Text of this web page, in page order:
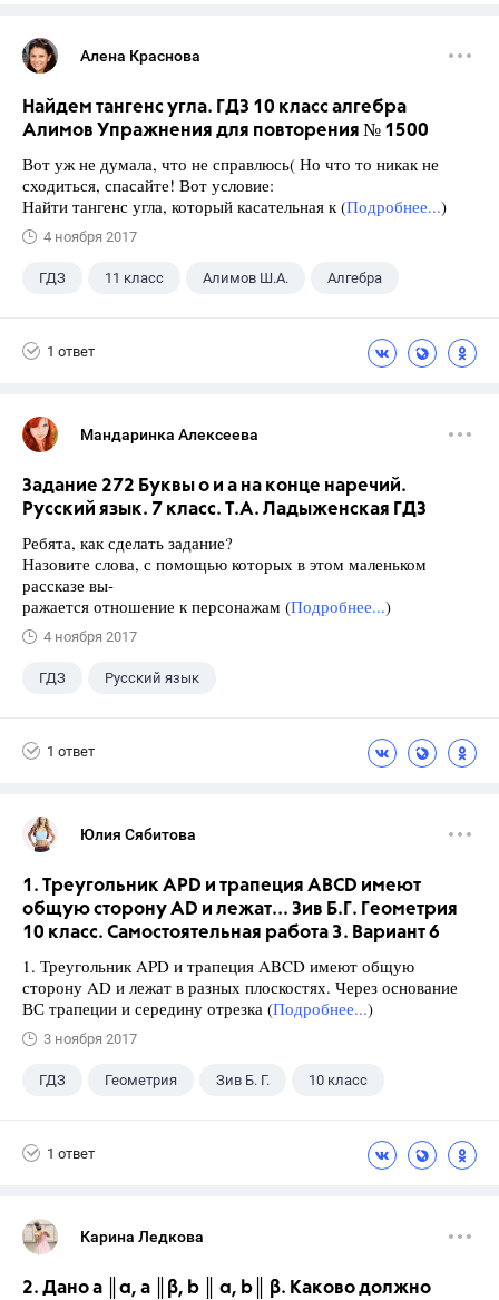
Алена Краснова
Найдем тангенс угла. ГДЗ 10 класс алгебра
Алимов Упражнения для повторения № 1500
Вот уж не думала, что не справлюсь( Но что то никак не
сходиться, спасайте! Вот условие:
Найти тангенс угла, который касательная к (Подробнее...)
4 ноября 2017
ГДЗ 11 класс Алимов Ш.А. Алгебра
1 ответ
Мандаринка Алексеева
Задание 272 Буквы о и а на конце наречий.
Русский язык. 7 класс. Т.А. Ладыженская ГДЗ
Ребята, как сделать задание?
Назовите слова, с помощью которых в этом маленьком
рассказе вы-
ражается отношение к персонажам (Подробнее...)
4 ноября 2017
ГДЗ Русский язык
1 ответ
Юлия Сябитова
1. Треугольник APD и трапеция ABCD имеют
общую сторону AD и лежат... Зив Б.Г. Геометрия
10 класс. Самостоятельная работа 3. Вариант 6
1. Треугольник APD и трапеция ABCD имеют общую
сторону AD и лежат в разных плоскостях. Через основание
ВС трапеции и середину отрезка (Подробнее...)
3 ноября 2017
ГДЗ Геометрия Зив Б. Г. 10 класс
1 ответ
Карина Ледкова
2. Дано а ║α, а ║β, b ║ α, b║ β. Каково должно